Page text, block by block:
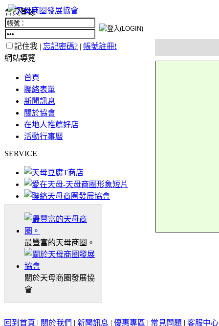
會員登錄
記住我 | 忘記密碼? | 帳號註冊!
網站導覽
首頁
聯絡表單
新聞訊息
關於協會
在地人推薦好店
活動行事曆
SERVICE
最豐富的天母商圈。
關於天母商圈發展協
會
回到首頁 | 關於我們 | 新聞訊息 | 優惠專區 | 常見問題 | 客服中心